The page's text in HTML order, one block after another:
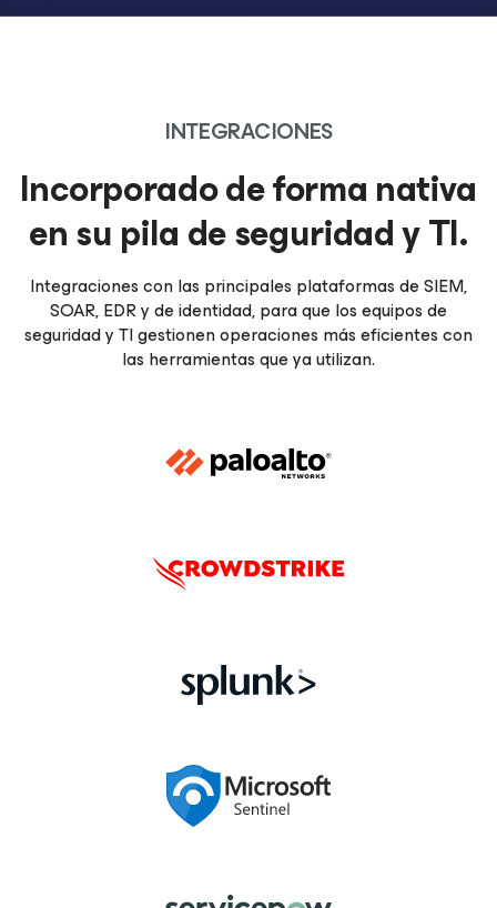
INTEGRACIONES
Incorporado de forma nativa
en su pila de seguridad y TI.
Integraciones con las principales plataformas de SIEM,
SOAR, EDR y de identidad, para que los equipos de
seguridad y TI gestionen operaciones más eficientes con
las herramientas que ya utilizan.